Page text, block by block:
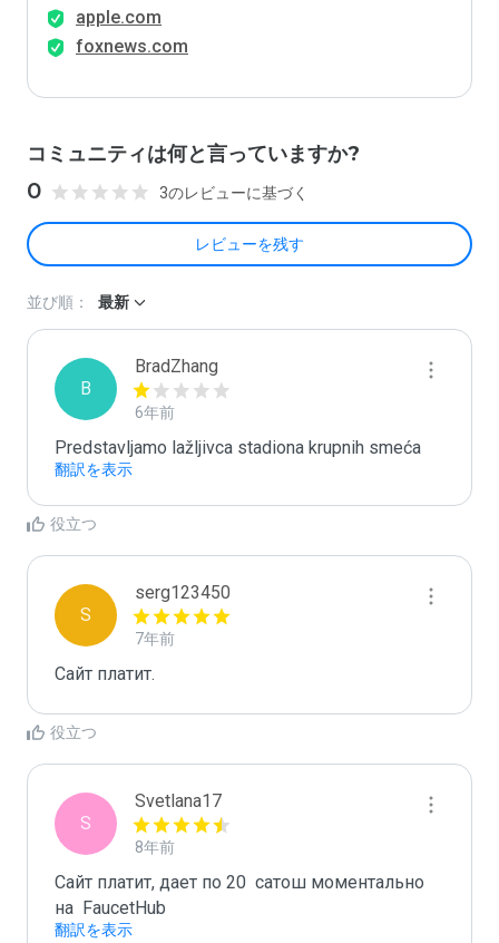
apple.com
foxnews.com
コミュニティは何と言っていますか?
0 3のレビューに基づく
レビューを残す
並び順： 最新
B
BradZhang
6年前
Predstavljamo lažljivca stadiona krupnih smeća
翻訳を表示
役立つ
S
serg123450
7年前
Сайт платит.
役立つ
S
Svetlana17
8年前
Сайт платит, дает по 20  сатош моментально
на  FaucetHub
翻訳を表示